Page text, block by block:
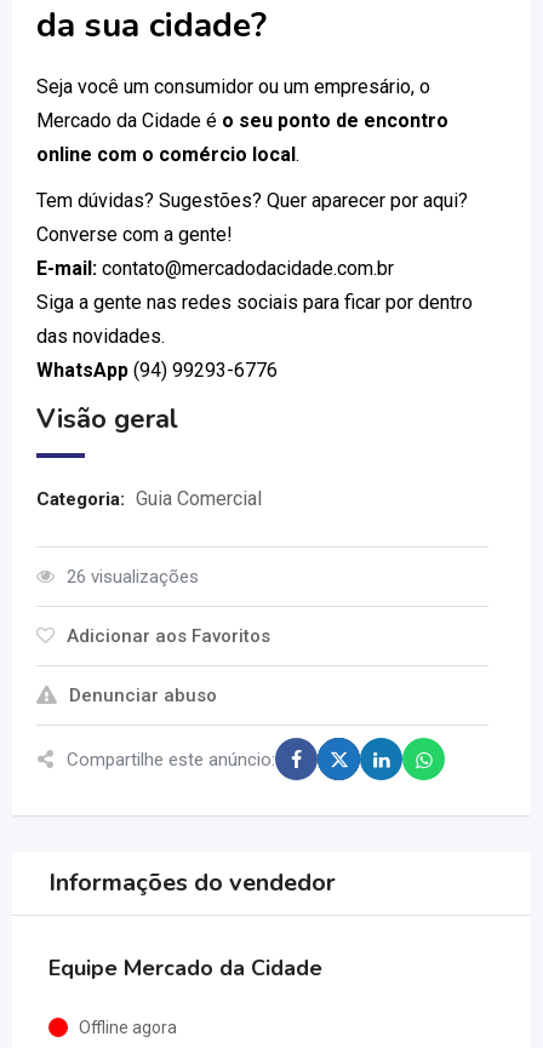
da sua cidade?
Seja você um consumidor ou um empresário, o
Mercado da Cidade é o seu ponto de encontro
online com o comércio local.
Tem dúvidas? Sugestões? Quer aparecer por aqui?
Converse com a gente!
E-mail: contato@mercadodacidade.com.br
Siga a gente nas redes sociais para ficar por dentro
das novidades.
WhatsApp (94) 99293-6776
Visão geral
Categoria: Guia Comercial
26 visualizações
Adicionar aos Favoritos
Denunciar abuso
Compartilhe este anúncio:
Informações do vendedor
Equipe Mercado da Cidade
Offline agora